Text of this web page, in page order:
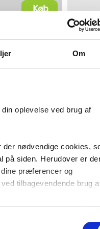
Om
oplevelse ved brug af
nødvendige cookies,
på siden. Herudover er
præferencer og
tilbagevendende brug
cookies er der
Køb